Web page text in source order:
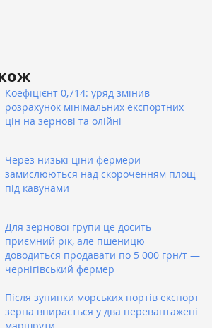
Коефіцієнт 0,714: уряд змінив
розрахунок мінімальних експортних
цін на зернові та олійні
Через низькі ціни фермери
замислюються над скороченням площ
під кавунами
Для зернової групи це досить
приємний рік, але пшеницю
доводиться продавати по 5 000 грн/т —
чернігівський фермер
Після зупинки морських портів експорт
зерна впирається у два перевантажені